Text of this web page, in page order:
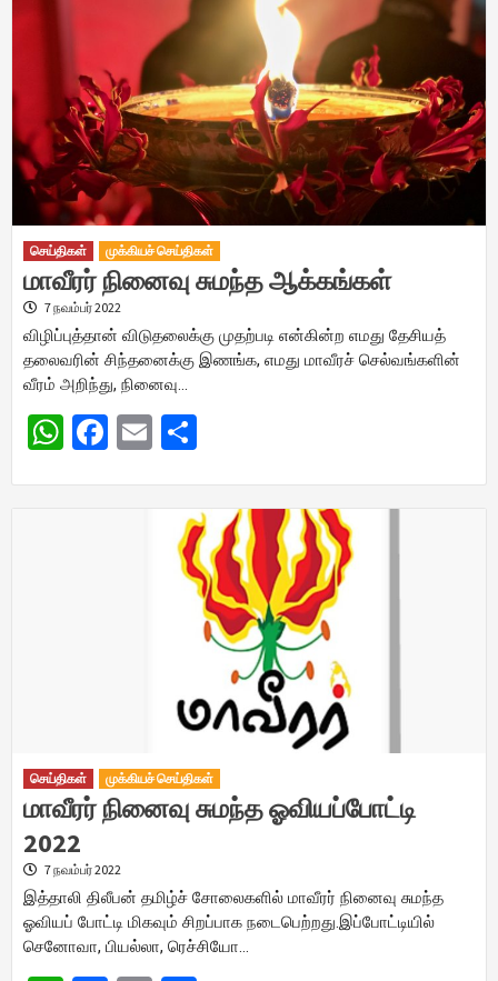
செய்திகள் முக்கியச் செய்திகள்
மாவீரர் நினைவு சுமந்த ஆக்கங்கள்
7 நவம்பர் 2022
விழிப்புத்தான் விடுதலைக்கு முதற்படி என்கின்ற எமது தேசியத்
தலைவரின் சிந்தனைக்கு இணங்க, எமது மாவீரச் செல்வங்களின்
வீரம் அறிந்து, நினைவு…
WhatsApp
Facebook
Email
செய்திகள் முக்கியச் செய்திகள்
மாவீரர் நினைவு சுமந்த ஓவியப்போட்டி
2022
7 நவம்பர் 2022
இத்தாலி திலீபன் தமிழ்ச் சோலைகளில் மாவீரர் நினைவு சுமந்த
ஓவியப் போட்டி மிகவும் சிறப்பாக நடைபெற்றது.இப்போட்டியில்
செனோவா, பியல்லா, ரெச்சியோ…